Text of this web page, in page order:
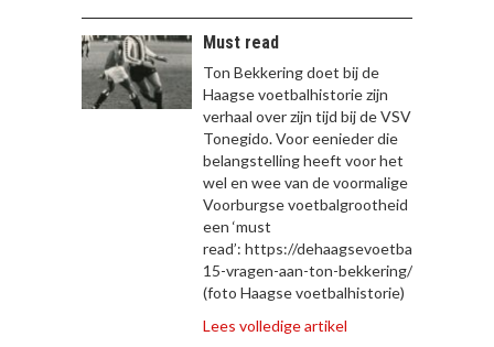
Must read
Ton Bekkering doet bij de
Haagse voetbalhistorie zijn
verhaal over zijn tijd bij de VSV
Tonegido. Voor eenieder die
belangstelling heeft voor het
wel en wee van de voormalige
Voorburgse voetbalgrootheid
een ‘must
read’: https://dehaagsevoetbalhistorie.nl/
15-vragen-aan-ton-bekkering/
(foto Haagse voetbalhistorie)
Lees volledige artikel